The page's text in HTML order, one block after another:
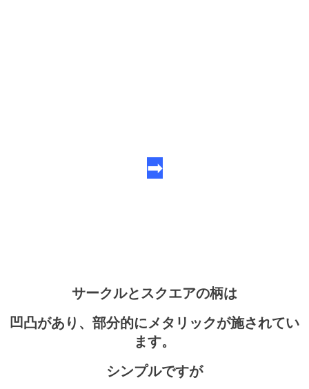
➡
サークルとスクエアの柄は
凹凸があり、部分的にメタリックが施されてい
ます。
シンプルですが